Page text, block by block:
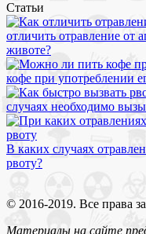
Статьи
отличить отравление от
животе?
кофе при употреблении
случаях необходимо
В каких случаях
рвоту?
© 2016-2019. Все права
Материалы на сайте